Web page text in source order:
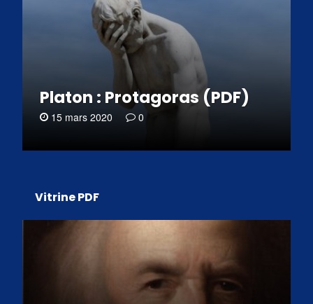
Platon : Protagoras (PDF)
15 mars 2020 0
Vitrine PDF